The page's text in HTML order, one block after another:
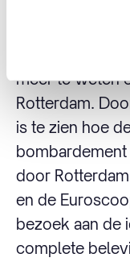
Naast de
meer te weten
Rotterdam.
is te zien hoe
bombardement
door
en de
bezoek aan de
complete